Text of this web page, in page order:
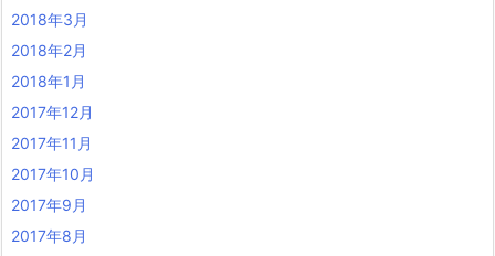
2018年3月
2018年2月
2018年1月
2017年12月
2017年11月
2017年10月
2017年9月
2017年8月